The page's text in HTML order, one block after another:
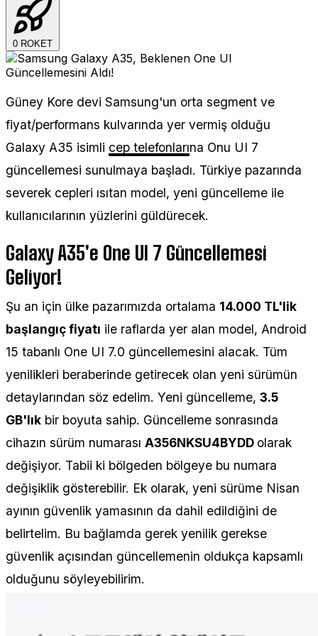
0 ROKET
Güney Kore devi Samsung'un orta segment ve
fiyat/performans kulvarında yer vermiş olduğu
Galaxy A35 isimli cep telefonlarına Onu UI 7
güncellemesi sunulmaya başladı. Türkiye pazarında
severek cepleri ısıtan model, yeni güncelleme ile
kullanıcılarının yüzlerini güldürecek.
Galaxy A35'e One UI 7 Güncellemesi
Geliyor!
Şu an için ülke pazarımızda ortalama 14.000 TL'lik
başlangıç fiyatı ile raflarda yer alan model, Android
15 tabanlı One UI 7.0 güncellemesini alacak. Tüm
yenilikleri beraberinde getirecek olan yeni sürümün
detaylarından söz edelim. Yeni güncelleme, 3.5
GB'lık bir boyuta sahip. Güncelleme sonrasında
cihazın sürüm numarası A356NKSU4BYDD olarak
değişiyor. Tabii ki bölgeden bölgeye bu numara
değişiklik gösterebilir. Ek olarak, yeni sürüme Nisan
ayının güvenlik yamasının da dahil edildiğini de
belirtelim. Bu bağlamda gerek yenilik gerekse
güvenlik açısından güncellemenin oldukça kapsamlı
olduğunu söyleyebilirim.